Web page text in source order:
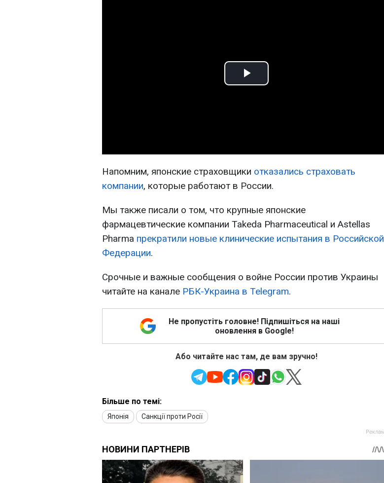
Play
Напомним, японские страховщики отказались страховать
компании, которые работают в России.
Мы также писали о том, что крупные японские
фармацевтические компании Takeda Pharmaceutical и Astellas
Pharma прекратили новые клинические испытания в Российской
Федерации.
Срочные и важные сообщения о войне России против Украины
читайте на канале РБК-Украина в Telegram.
Не пропустіть головне! Підпишіться на наші
оновлення в Google!
Або читайте нас там, де вам зручно!
Більше по темі:
Японія Санкції проти Росії